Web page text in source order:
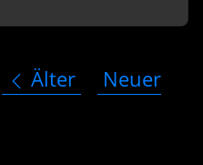
Älter Neuer